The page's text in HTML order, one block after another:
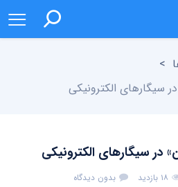
>
سیگارهای الکترونیکی
در سیگارهای الکترونیکی
۱۸ بازدید بدون دیدگاه